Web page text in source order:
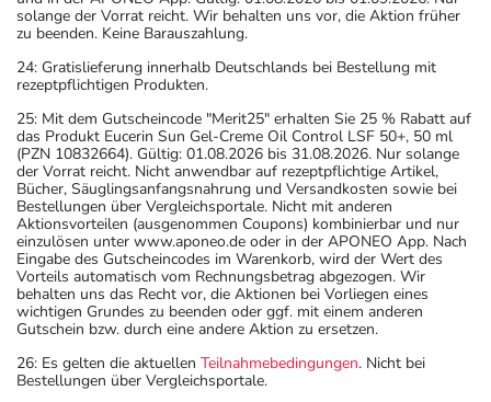
solange der Vorrat reicht. Wir behalten uns vor, die Aktion früher
zu beenden. Keine Barauszahlung.
24: Gratislieferung innerhalb Deutschlands bei Bestellung mit
rezeptpflichtigen Produkten.
25: Mit dem Gutscheincode "Merit25" erhalten Sie 25 % Rabatt auf
das Produkt Eucerin Sun Gel-Creme Oil Control LSF 50+, 50 ml
(PZN 10832664). Gültig: 01.08.2026 bis 31.08.2026. Nur solange
der Vorrat reicht. Nicht anwendbar auf rezeptpflichtige Artikel,
Bücher, Säuglingsanfangsnahrung und Versandkosten sowie bei
Bestellungen über Vergleichsportale. Nicht mit anderen
Aktionsvorteilen (ausgenommen Coupons) kombinierbar und nur
einzulösen unter www.aponeo.de oder in der APONEO App. Nach
Eingabe des Gutscheincodes im Warenkorb, wird der Wert des
Vorteils automatisch vom Rechnungsbetrag abgezogen. Wir
behalten uns das Recht vor, die Aktionen bei Vorliegen eines
wichtigen Grundes zu beenden oder ggf. mit einem anderen
Gutschein bzw. durch eine andere Aktion zu ersetzen.
26: Es gelten die aktuellen Teilnahmebedingungen. Nicht bei
Bestellungen über Vergleichsportale.